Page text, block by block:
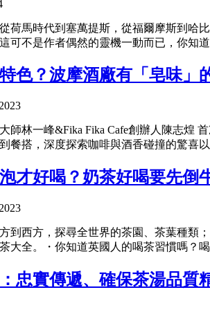
荷馬時代到塞萬提斯，從福爾摩斯到哈
可不是作者偶然的靈機一動而已，你知
色？波摩酒廠有「皂味」
師林一峰&Fika Fika Cafe創辦人陳志煌
餐搭，深度探索咖啡與酒香碰撞的驚喜
才好喝？奶茶好喝要先倒
到西方，探尋全世界的茶園、茶葉種
大全。・你知道英國人的喝茶習慣嗎？
忠實傳遞、確保茶湯品質